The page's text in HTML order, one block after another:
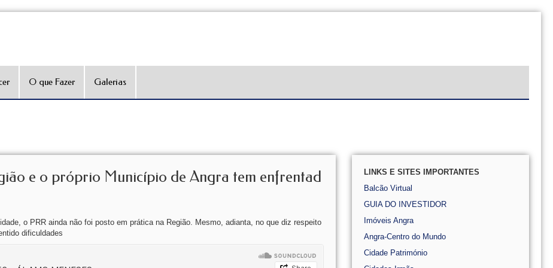
O que Fazer Galerias
e o próprio Município de Angra tem enfrentad
o PRR ainda não foi posto em prática na Região. Mesmo, adianta, no que diz respeito
dificuldades
LINKS E SITES IMPORTANTES
Balcão Virtual
GUIA DO INVESTIDOR
Imóveis Angra
Angra-Centro do Mundo
Cidade Património